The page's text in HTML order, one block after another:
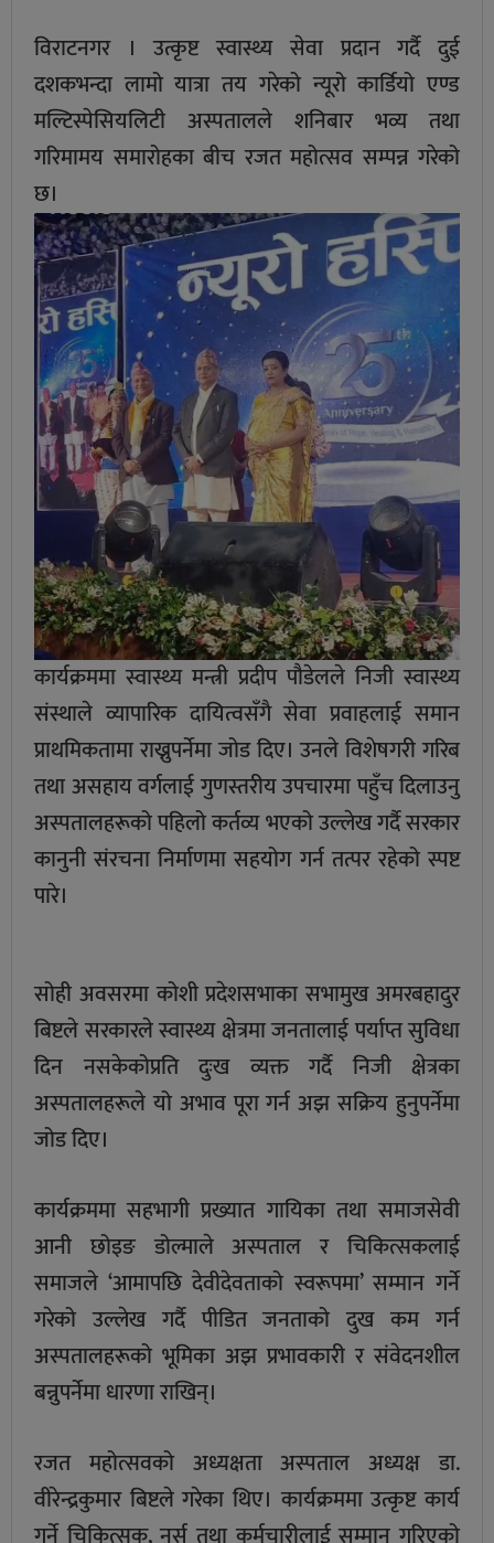
विराटनगर । उत्कृष्ट स्वास्थ्य सेवा प्रदान गर्दै दुई
दशकभन्दा लामो यात्रा तय गरेको न्यूरो कार्डियो एण्ड
मल्टिस्पेसियलिटी अस्पतालले शनिबार भव्य तथा
गरिमामय समारोहका बीच रजत महोत्सव सम्पन्न गरेको
छ।
कार्यक्रममा स्वास्थ्य मन्त्री प्रदीप पौडेलले निजी स्वास्थ्य
संस्थाले व्यापारिक दायित्वसँगै सेवा प्रवाहलाई समान
प्राथमिकतामा राख्नुपर्नेमा जोड दिए। उनले विशेषगरी गरिब
तथा असहाय वर्गलाई गुणस्तरीय उपचारमा पहुँच दिलाउनु
अस्पतालहरूको पहिलो कर्तव्य भएको उल्लेख गर्दै सरकार
कानुनी संरचना निर्माणमा सहयोग गर्न तत्पर रहेको स्पष्ट
पारे।
सोही अवसरमा कोशी प्रदेशसभाका सभामुख अमरबहादुर
बिष्टले सरकारले स्वास्थ्य क्षेत्रमा जनतालाई पर्याप्त सुविधा
दिन नसकेकोप्रति दुःख व्यक्त गर्दै निजी क्षेत्रका
अस्पतालहरूले यो अभाव पूरा गर्न अझ सक्रिय हुनुपर्नेमा
जोड दिए।
कार्यक्रममा सहभागी प्रख्यात गायिका तथा समाजसेवी
आनी छोइङ डोल्माले अस्पताल र चिकित्सकलाई
समाजले ‘आमापछि देवीदेवताको स्वरूपमा’ सम्मान गर्ने
गरेको उल्लेख गर्दै पीडित जनताको दुख कम गर्न
अस्पतालहरूको भूमिका अझ प्रभावकारी र संवेदनशील
बन्नुपर्नेमा धारणा राखिन्।
रजत महोत्सवको अध्यक्षता अस्पताल अध्यक्ष डा.
वीरेन्द्रकुमार बिष्टले गरेका थिए। कार्यक्रममा उत्कृष्ट कार्य